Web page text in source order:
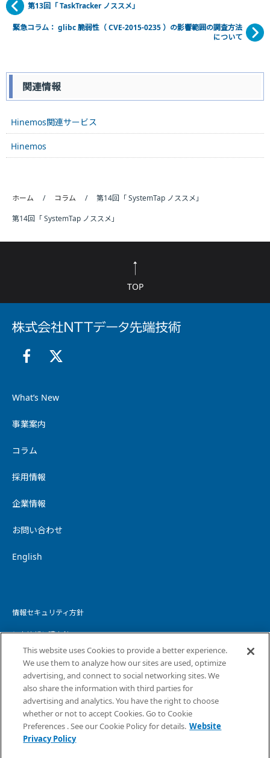
第13回「 TaskTracker ノススメ」
緊急コラム： glibc 脆弱性 （ CVE-2015-0235 ）の影響範囲の調査方法
について
関連情報
Hinemos関連サービス
Hinemos
ホーム コラム
第14回「 SystemTap ノススメ」
第14回「 SystemTap ノススメ」
TOP
What’s New
事業案内
コラム
採用情報
企業情報
お問い合わせ
English
情報セキュリティ方針
個人情報保護方針
ウェブサイトプライバシーポリシー
コピーライト・免責事項
サイトマップ
This website uses Cookies to provide a better experience.
We use them to analyze how our sites are used, optimize
advertising, and connect to social networking sites. We
also share the information with third parties for
advertising and analytics. You have the right to choose
whether or not to accept Cookies. Go to Cookie
Preferences . See our Cookie Policy for details. Website
Privacy Policy